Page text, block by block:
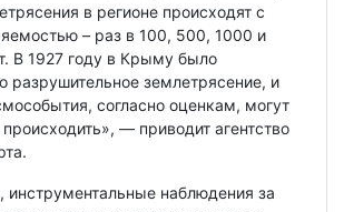
в регионе происходят с
– раз в 100, 500, 1000 и
В 1927 году в Крыму было
разрушительное землетрясение, и
согласно оценкам, могут
— приводит агентство
инструментальные наблюдения за